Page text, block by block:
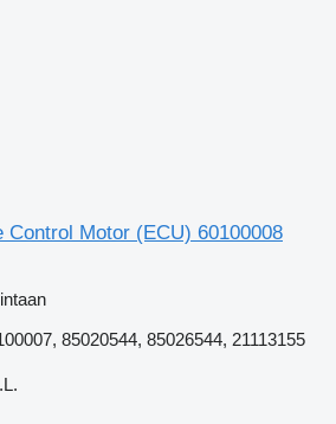
Control Motor (ECU) 60100008
85020544, 85026544, 21113155